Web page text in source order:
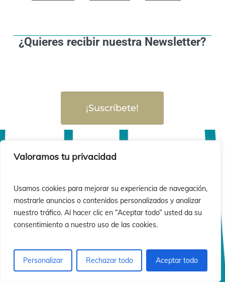
Valoramos tu privacidad
Usamos cookies para mejorar su experiencia de navegación,
mostrarle anuncios o contenidos personalizados y analizar
nuestro tráfico. Al hacer clic en “Aceptar todo” usted da su
consentimiento a nuestro uso de las cookies.
Personalizar Rechazar todo Aceptar todo
¿Quieres recibir nuestra Newsletter?
¡Suscríbete!